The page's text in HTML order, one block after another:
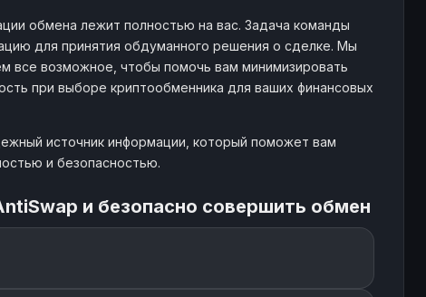
обмена лежит полностью на вас. Задача команды
для принятия обдуманного решения о сделке. Мы
все возможное, чтобы помочь вам минимизировать
при выборе криптообменника для ваших финансовых
источник информации, который поможет вам
и безопасностью.
и безопасно совершить обмен